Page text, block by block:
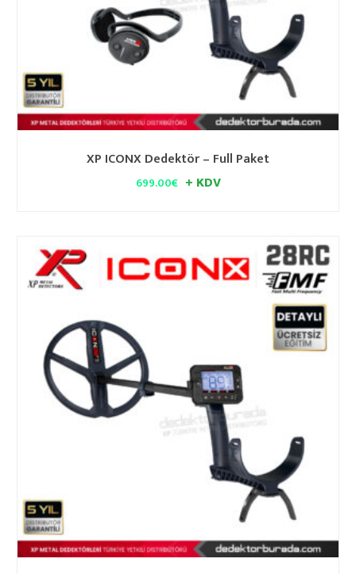
XP ICONX Dedektör – Full Paket
699.00€ + KDV